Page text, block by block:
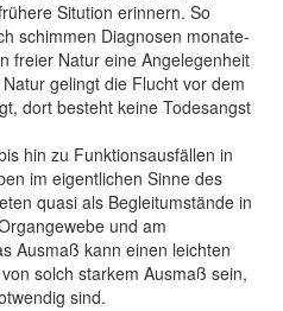
Sitution erinnern. So
schimmen Diagnosen monate-
freier Natur eine Angelegenheit
gelingt die Flucht vor dem
dort besteht keine Todesangst
hin zu Funktionsausfällen in
im eigentlichen Sinne des
quasi als Begleitumstände in
und am
Ausmaß kann einen leichten
solch starkem Ausmaß sein,
sind.